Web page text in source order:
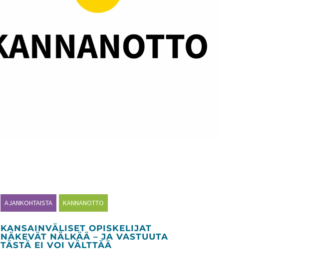
AJANKOHTAISTA KANNANOTTO
KANSAINVÄLISET OPISKELIJAT
NÄKEVÄT NÄLKÄÄ – JA VASTUUTA
TÄSTÄ EI VOI VÄLTTÄÄ